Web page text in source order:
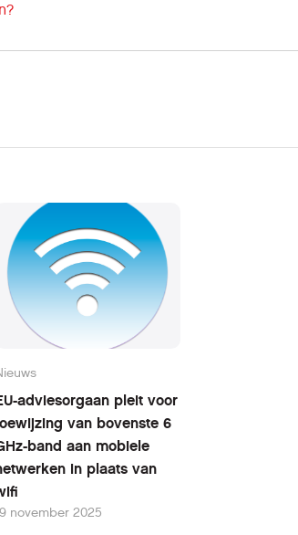
adviesorgaan pleit voor
van bovenste 6
band aan mobiele
in plaats van
november 2025